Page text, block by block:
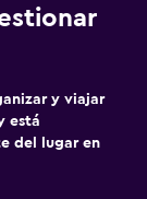
y viajar
está
del lugar en